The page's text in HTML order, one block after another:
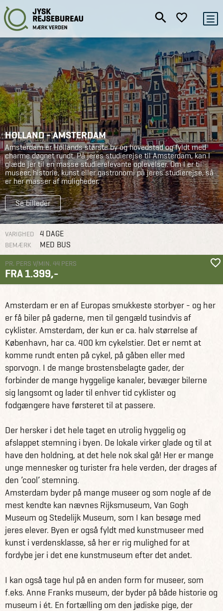
HOLLAND - AMSTERDAM
Amsterdam er Hollands største by og hovedstad og fyldt med
charme døgnet rundt. På jeres studierejse til Amsterdam, kan I
glæde jer til en masse studierelevante oplevelser. Om I er til
museer, historie, kunst eller gastronomi på jeres studierejse, så
er her masser af muligheder.
Se billeder
VARIGHED 4 DAGE
BEMÆRK MED BUS
PR. PERS V/MIN. 44 PERS
FRA 1.399,-
Amsterdam er en af Europas smukkeste storbyer - og her
er få biler på gaderne, men til gengæld tusindvis af
cyklister. Amsterdam, der kun er ca. halv størrelse af
København, har ca. 400 km cykelstier. Det er nemt at
komme rundt enten på cykel, på gåben eller med
sporvogn. I de mange brostensbelagte gader, der
forbinder de mange hyggelige kanaler, bevæger bilerne
sig langsomt og lader til enhver tid cyklister og
fodgængere have førsteret til at passere.
Der hersker i det hele taget en utrolig hyggelig og
afslappet stemning i byen. De lokale virker glade og til at
have den holdning, at det hele nok skal gå! Her er mange
unge mennesker og turister fra hele verden, der drages af
den ’cool’ stemning.
Amsterdam byder på mange museer og som nogle af de
mest kendte kan nævnes Rijksmuseum, Van Gogh
Museum og Stedelijk Museum, som I kan besøge med
jeres elever. Byen er også fyldt med kunstmuseer med
kunst i verdensklasse, så her er rig mulighed for at
fordybe jer i det ene kunstmuseum efter det andet.
I kan også tage hul på en anden form for museer, som
f.eks. Anne Franks museum, der byder på både historie og
museum i ét. En fortælling om den jødiske pige, der